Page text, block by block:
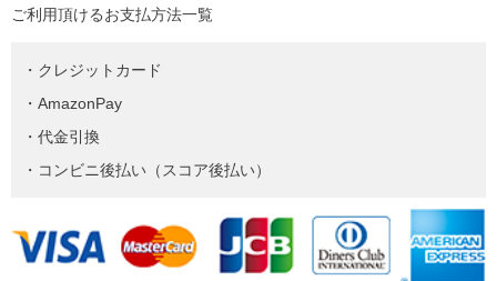
ご利用頂けるお支払方法一覧
・クレジットカード
・AmazonPay
・代金引換
・コンビニ後払い（スコア後払い）